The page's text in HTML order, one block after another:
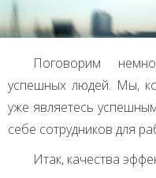
Поговорим
успешных людей. Мы,
уже являетесь
себе сотрудников для
Итак, качества